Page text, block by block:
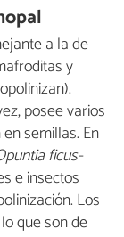
a la de
y
posee varios
semillas. En
ficus-
e insectos
Los
que son de